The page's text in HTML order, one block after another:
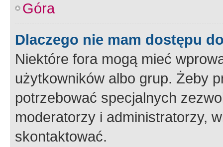
Góra
Dlaczego nie mam dostępu
Niektóre fora mogą mieć
użytkowników albo grup. Żeby
potrzebować specjalnych
moderatorzy i administratorzy,
skontaktować.